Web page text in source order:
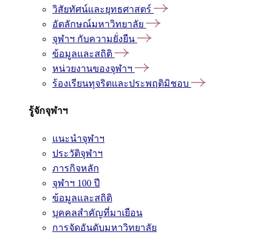
วิสัยทัศน์และยุทธศาสตร์
อัตลักษณ์มหาวิทยาลัย
จุฬาฯ กับความยั่งยืน
ข้อมูลและสถิติ
หน่วยงานของจุฬาฯ
ร้องเรียนทุจริตและประพฤติมิชอบ
รู้จักจุฬาฯ
แนะนำจุฬาฯ
ประวัติจุฬาฯ
ภารกิจหลัก
จุฬาฯ 100 ปี
ข้อมูลและสถิติ
บุคคลสำคัญที่มาเยือน
การจัดอันดับมหาวิทยาลัย